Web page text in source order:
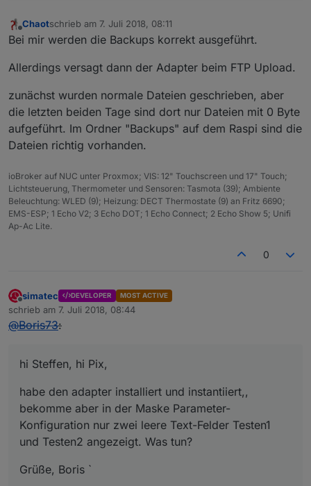
Offline
Chaotschrieb am 7. Juli 2018, 08:11
zuletzt editiert von
Bei mir werden die Backups korrekt ausgeführt.
Allerdings versagt dann der Adapter beim FTP Upload.
zunächst wurden normale Dateien geschrieben, aber
die letzten beiden Tage sind dort nur Dateien mit 0 Byte
aufgeführt. Im Ordner "Backups" auf dem Raspi sind die
Dateien richtig vorhanden.
ioBroker auf NUC unter Proxmox; VIS: 12" Touchscreen und 17" Touch;
Lichtsteuerung, Thermometer und Sensoren: Tasmota (39); Ambiente
Beleuchtung: WLED (9); Heizung: DECT Thermostate (9) an Fritz 6690;
EMS-ESP; 1 Echo V2; 3 Echo DOT; 1 Echo Connect; 2 Echo Show 5; Unifi
Ap-Ac Lite.
0
Offline
simatec DEVELOPER MOST ACTIVE
schrieb am 7. Juli 2018, 08:44
zuletzt editiert von
@Boris73:
hi Steffen, hi Pix,
habe den adapter installiert und instantiiert,,
bekomme aber in der Maske Parameter-
Konfiguration nur zwei leere Text-Felder Testen1
und Testen2 angezeigt. Was tun?
Grüße, Boris `